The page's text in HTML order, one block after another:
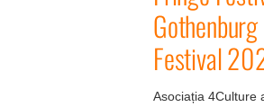
Festival
Asociația 4Culture